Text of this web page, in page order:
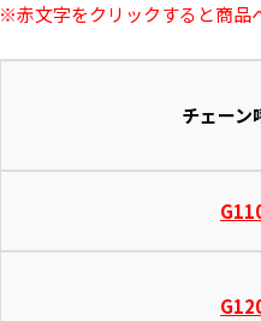
※赤文字をクリックすると商品
チェーン